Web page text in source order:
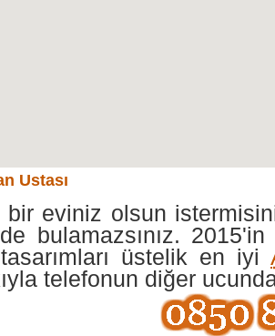
Ustası
bir eviniz olsun
bulamazsınız.
üstelik en iyi
telefonun diğer